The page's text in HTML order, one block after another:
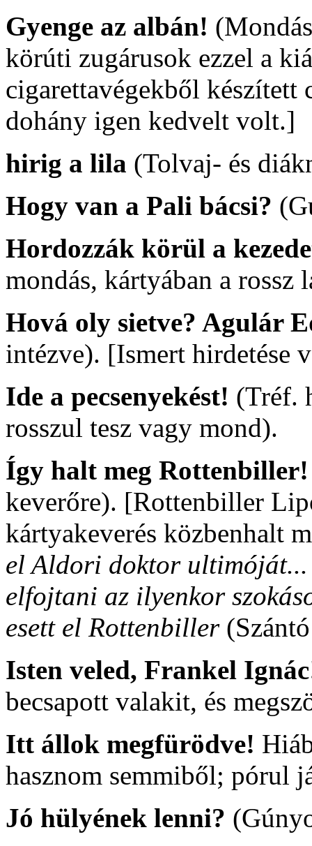
Gyenge az albán!
körúti zugárusok ezzel a
cigarettavégekből készített
dohány igen kedvelt volt.]
hirig a lila (Tolvaj- és
Hogy van a Pali bácsi?
Hordozzák körül a
mondás, kártyában a
Hová oly sietve? Agulár
intézve). [Ismert hirdetése
Ide a pecsenyekést! (Tréf.
rosszul tesz vagy mond).
Így halt meg
keverőre). [Rottenbiller
kártyakeverés közbenhalt
el Aldori doktor ultimóját...
elfojtani az ilyenkor
esett el Rottenbiller
Isten veled, Frankel
becsapott valakit, és
Itt állok megfürödve!
hasznom semmiből; pórul
Jó hülyének lenni?